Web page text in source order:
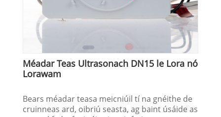
Méadar Teas Ultrasonach DN15 le Lora nó
Lorawam
Bears méadar teasa meicniúil tí na gnéithe de
cruinneas ard, oibriú seasta, ag baint úsáide as